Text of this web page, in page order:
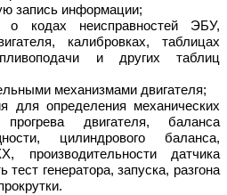
запись информации;
о кодах неисправностей ЭБУ,
калибровках, таблицах
и других таблиц
механизмами двигателя;
для определения механических
двигателя, баланса
цилиндрового баланса,
производительности датчика
тест генератора, запуска, разгона